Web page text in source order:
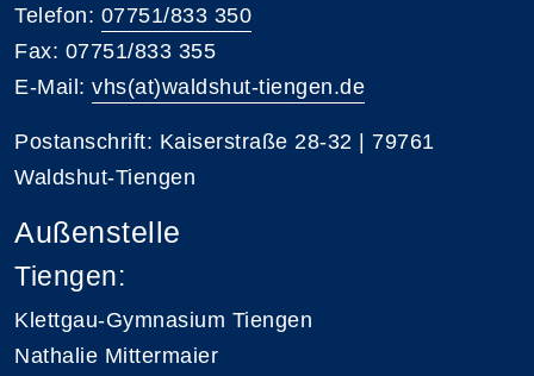
Telefon: 07751/833 350
Fax: 07751/833 355
E-Mail: vhs(at)waldshut-tiengen.de
Postanschrift: Kaiserstraße 28-32 | 79761
Waldshut-Tiengen
Außenstelle
Tiengen:
Klettgau-Gymnasium Tiengen
Nathalie Mittermaier